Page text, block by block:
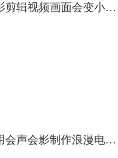
会声会影剪辑视频画面会变小的原因 会声会影剪出来的视频怎么不清晰
如何使用会声会影制作浪漫电影混剪？